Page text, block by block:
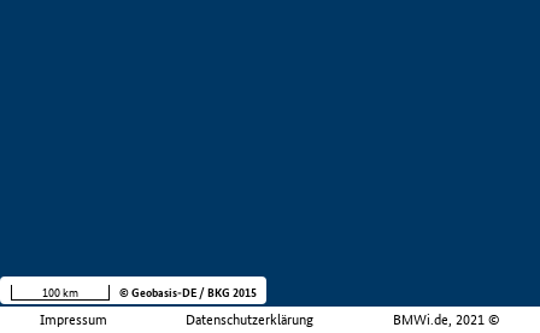
Impressum Datenschutzerklärung BMWi.de, 2021 ©
100 km © Geobasis-DE / BKG 2015